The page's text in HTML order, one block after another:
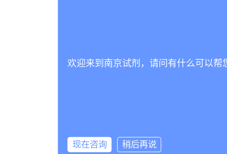
欢迎来到南京试剂，请问有什么可以帮
现在咨询 稍后再说